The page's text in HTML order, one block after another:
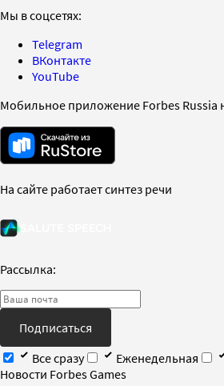
Мы в соцсетях:
Telegram
ВКонтакте
YouTube
Мобильное приложение Forbes Russia
На сайте работает синтез речи
Рассылка:
Подписаться
Все сразу
Еженедельная
Новости Forbes Games